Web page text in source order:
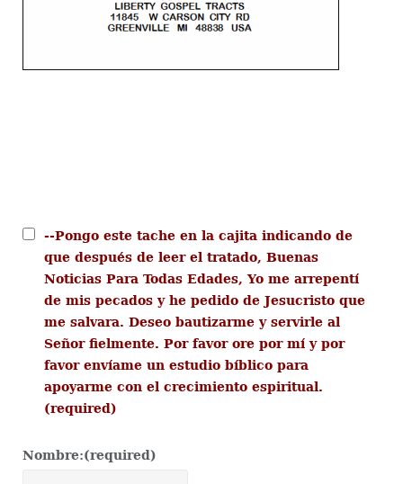
--Pongo este tache en la cajita indicando de
que después de leer el tratado, Buenas
Noticias Para Todas Edades, Yo me arrepentí
de mis pecados y he pedido de Jesucristo que
me salvara. Deseo bautizarme y servirle al
Señor fielmente. Por favor ore por mí y por
favor envíame un estudio bíblico para
apoyarme con el crecimiento espiritual.
(required)
Nombre:(required)